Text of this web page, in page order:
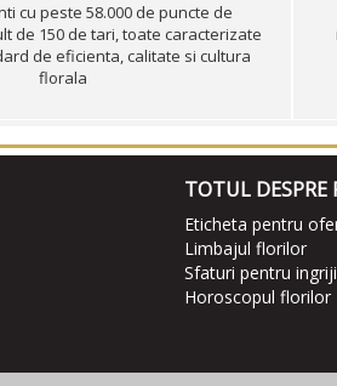
cu peste 58.000 de puncte de
de 150 de tari, toate caracterizate
de eficienta, calitate si cultura
florala
TOTUL DESPRE
Eticheta pentru
Limbajul florilor
Sfaturi pentru
Horoscopul florilor